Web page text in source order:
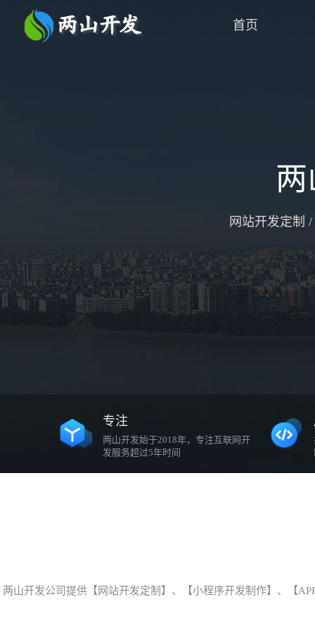
首页
网站开发定制
专注
两山开发始于2018年，专注互联网开
发服务超过5年时间
两山开发公司提供【网站开发定制】、【小程序开发制作】、【